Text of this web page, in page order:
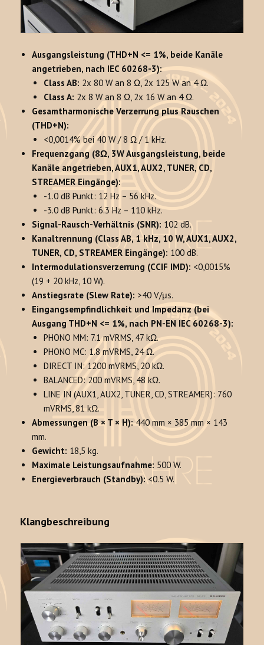
Ausgangsleistung (THD+N <= 1%, beide Kanäle
angetrieben, nach IEC 60268-3):
Class AB: 2x 80 W an 8 Ω, 2x 125 W an 4 Ω.
Class A: 2x 8 W an 8 Ω, 2x 16 W an 4 Ω.
Gesamtharmonische Verzerrung plus Rauschen
(THD+N):
<0,0014% bei 40 W / 8 Ω / 1 kHz.
Frequenzgang (8Ω, 3W Ausgangsleistung, beide
Kanäle angetrieben, AUX1, AUX2, TUNER, CD,
STREAMER Eingänge):
-1.0 dB Punkt: 12 Hz – 56 kHz.
-3.0 dB Punkt: 6.3 Hz – 110 kHz.
Signal-Rausch-Verhältnis (SNR): 102 dB.
Kanaltrennung (Class AB, 1 kHz, 10 W, AUX1, AUX2,
TUNER, CD, STREAMER Eingänge): 100 dB.
Intermodulationsverzerrung (CCIF IMD): <0,0015%
(19 + 20 kHz, 10 W).
Anstiegsrate (Slew Rate): >40 V/μs.
Eingangsempfindlichkeit und Impedanz (bei
Ausgang THD+N <= 1%, nach PN-EN IEC 60268-3):
PHONO MM: 7.1 mVRMS, 47 kΩ.
PHONO MC: 1.8 mVRMS, 24 Ω.
DIRECT IN: 1200 mVRMS, 20 kΩ.
BALANCED: 200 mVRMS, 48 kΩ.
LINE IN (AUX1, AUX2, TUNER, CD, STREAMER): 760
mVRMS, 81 kΩ.
Abmessungen (B × T × H): 440 mm × 385 mm × 143
mm.
Gewicht: 18,5 kg.
Maximale Leistungsaufnahme: 500 W.
Energieverbrauch (Standby):<0.5 W.
Klangbeschreibung